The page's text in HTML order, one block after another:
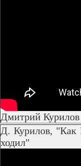
Дмитрий Курилов
Д. Курилов, "Как
ходил"